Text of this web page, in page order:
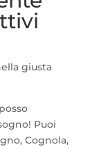
giusta
Puoi
Cognola,